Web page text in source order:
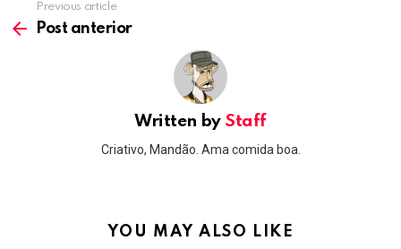
more
Previous article
Post anterior
Written by Staff
Criativo, Mandão. Ama comida boa.
YOU MAY ALSO LIKE